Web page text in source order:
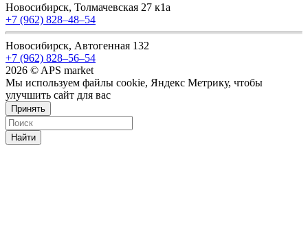
Новосибирск, Толмачевская 27 к1а
+7 (962) 828‒48‒54
Новосибирск, Автогенная 132
+7 (962) 828‒56‒54
2026 © APS market
Мы используем файлы cookie, Яндекс Метрику, чтобы
улучшить сайт для вас
Принять
Найти